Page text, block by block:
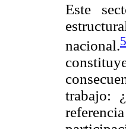
Este
nacional.5
trabajo: